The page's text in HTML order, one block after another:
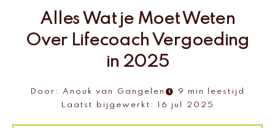
Alles Wat je Moet Weten
Over Lifecoach Vergoeding
in 2025
Door: Anouk van Gangelen
9 min leestijd
Laatst bijgewerkt:
16 jul 2025